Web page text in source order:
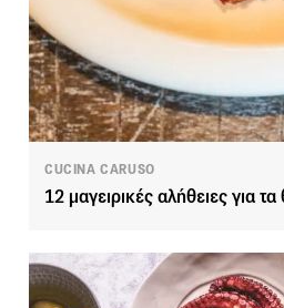
CUCINA CARUSO
12 μαγειρικές αλήθειες για